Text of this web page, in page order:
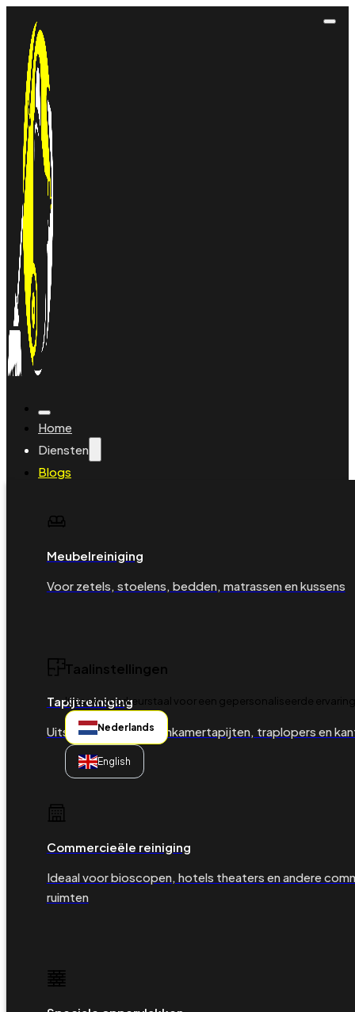
Home
Diensten
Meubelreiniging
Voor zetels, stoelens, bedden, matrassen en kussens
Tapijtreiniging
Uitstekend voor woonkamertapijten, traplopers en
Commercieële reiniging
Ideaal voor bioscopen, hotels theaters en andere
ruimten
Blogs
Contact
Boeking beheren
Taalinstellingen
Kies uw voorkeurstaal voor een gepersonaliseerde
Nederlands
English